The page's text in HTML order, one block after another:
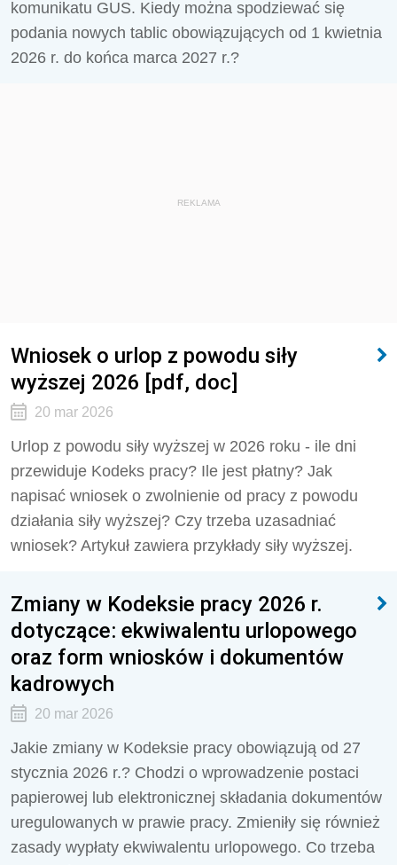
komunikatu GUS. Kiedy można spodziewać się
podania nowych tablic obowiązujących od 1 kwietnia
2026 r. do końca marca 2027 r.?
REKLAMA
Wniosek o urlop z powodu siły
wyższej 2026 [pdf, doc]
20 mar 2026
Urlop z powodu siły wyższej w 2026 roku - ile dni
przewiduje Kodeks pracy? Ile jest płatny? Jak
napisać wniosek o zwolnienie od pracy z powodu
działania siły wyższej? Czy trzeba uzasadniać
wniosek? Artykuł zawiera przykłady siły wyższej.
Zmiany w Kodeksie pracy 2026 r.
dotyczące: ekwiwalentu urlopowego
oraz form wniosków i dokumentów
kadrowych
20 mar 2026
Jakie zmiany w Kodeksie pracy obowiązują od 27
stycznia 2026 r.? Chodzi o wprowadzenie postaci
papierowej lub elektronicznej składania dokumentów
uregulowanych w prawie pracy. Zmieniły się również
zasady wypłaty ekwiwalentu urlopowego. Co trzeba